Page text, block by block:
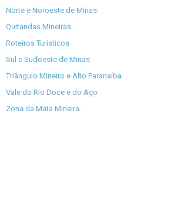
Norte e Noroeste de Minas
Quitandas Mineiras
Roteiros Turísticos
Sul e Sudoeste de Minas
Triângulo Mineiro e Alto Paranaíba
Vale do Rio Doce e do Aço
Zona da Mata Mineira